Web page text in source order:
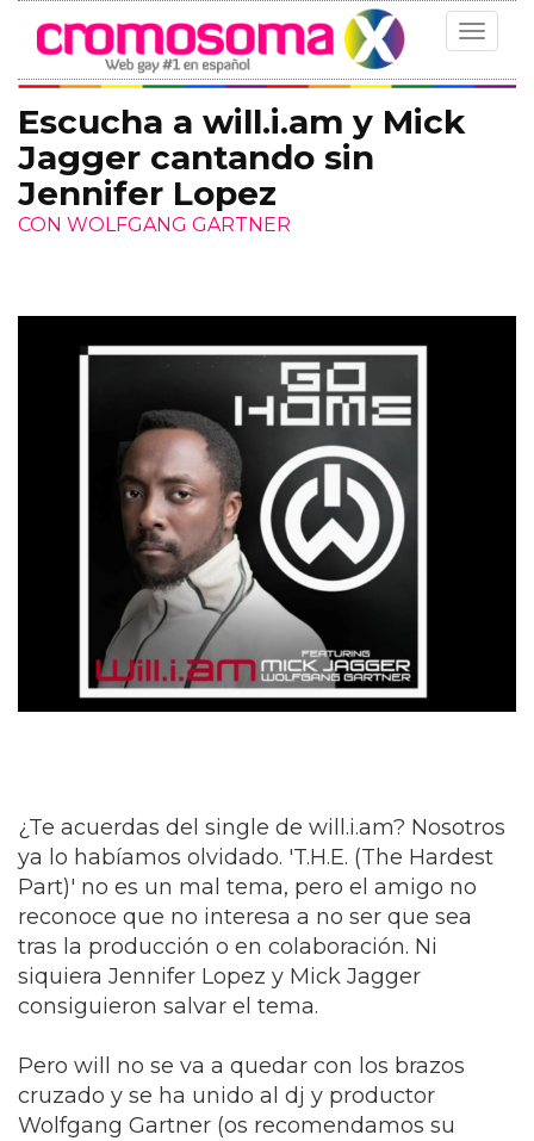
Toggle
Escucha a will.i.am y Mick
Jagger cantando sin
Jennifer Lopez
CON WOLFGANG GARTNER
¿Te acuerdas del single de will.i.am? Nosotros
ya lo habíamos olvidado. 'T.H.E. (The Hardest
Part)' no es un mal tema, pero el amigo no
reconoce que no interesa a no ser que sea
tras la producción o en colaboración. Ni
siquiera Jennifer Lopez y Mick Jagger
consiguieron salvar el tema.
Pero will no se va a quedar con los brazos
cruzado y se ha unido al dj y productor
Wolfgang Gartner (os recomendamos su